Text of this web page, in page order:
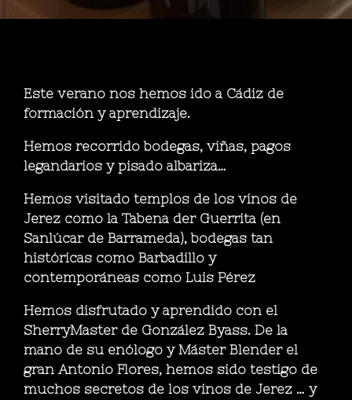
Este verano nos hemos ido a Cádiz de
formación y aprendizaje.
Hemos recorrido bodegas, viñas, pagos
legandarios y pisado albariza…
Hemos visitado templos de los vinos de
Jerez como la Tabena der Guerrita (en
Sanlúcar de Barrameda), bodegas tan
históricas como Barbadillo y
contemporáneas como Luis Pérez
Hemos disfrutado y aprendido con el
SherryMaster de González Byass. De la
mano de su enólogo y Máster Blender el
gran Antonio Flores, hemos sido testigo de
muchos secretos de los vinos de Jerez … y